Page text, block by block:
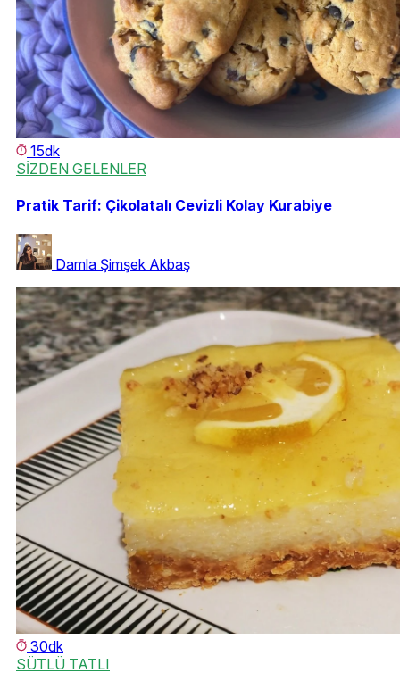
15dk
SİZDEN GELENLER
Pratik Tarif: Çikolatalı Cevizli Kolay Kurabiye
Damla Şimşek Akbaş
30dk
SÜTLÜ TATLI